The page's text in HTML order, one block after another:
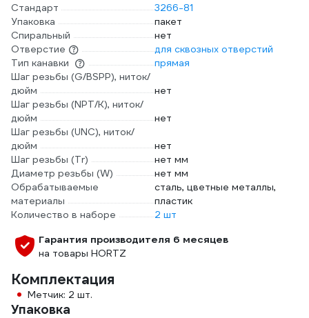
Стандарт
3266-81
Упаковка
пакет
Спиральный
нет
Отверстие
для сквозных отверстий
Тип канавки
прямая
Шаг резьбы (G/BSPP), ниток/
дюйм
нет
Шаг резьбы (NPT/K), ниток/
дюйм
нет
Шаг резьбы (UNC), ниток/
дюйм
нет
Шаг резьбы (Tr)
нет мм
Диаметр резьбы (W)
нет мм
Обрабатываемые
материалы
сталь, цветные металлы,
пластик
Количество в наборе
2 шт
Гарантия производителя 6 месяцев
на товары HORTZ
Комплектация
Метчик: 2 шт.
Упаковка